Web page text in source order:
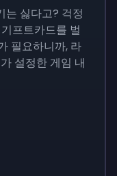
는 싫다고? 걱정
프트카드를 벌
필요하니까, 라
설정한 게임 내